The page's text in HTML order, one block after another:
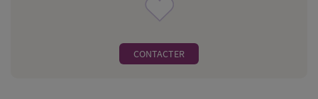
CONTACTER